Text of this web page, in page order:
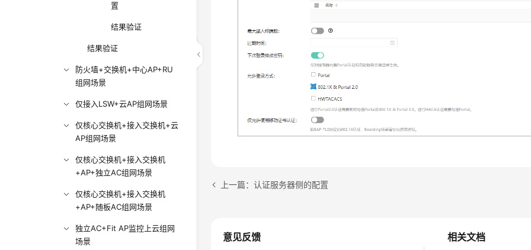
置
结果验证
结果验证
防火墙+交换机+中心AP+RU
组网场景
仅接入LSW+云AP组网场景
仅核心交换机+接入交换机+云
AP组网场景
仅核心交换机+接入交换机
+AP+独立AC组网场景
仅核心交换机+接入交换机
+AP+随板AC组网场景
独立AC+Fit AP监控上云组网
场景
上一篇：认证服务器侧的配置
相关文档
意见反馈